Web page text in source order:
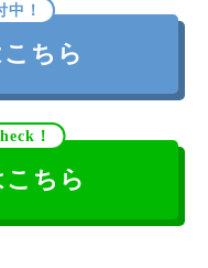
中！
ちら
！
ちら